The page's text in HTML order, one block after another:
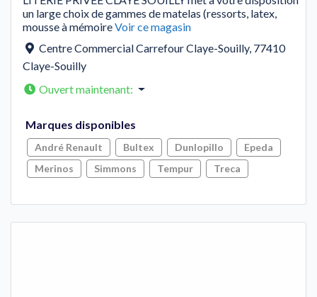
un large choix de gammes de matelas (ressorts, latex,
mousse à mémoireVoir ce magasin
Centre Commercial Carrefour Claye-Souilly, 77410
Claye-Souilly
Ouvert maintenant:
Marques disponibles
André Renault Bultex Dunlopillo
Epeda
Merinos
Simmons Tempur Treca